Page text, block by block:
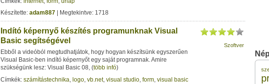
Készítette: adam887 | Megtekintve: 1718
Indító képernyő készítés programunknak Visual
Basic segítségével
Ebből a videóból megtudhatjátok, hogy hogyan készítsünk egyszerűen
Visual Basic-ben indító képernyőt egy saját programnak. Amire
szükségünk lesz: Visual Basic 08, (több infó)
Címkék: számítástechnika, logo, vb.net, visual studio, form, visual basic
Szoftver
1